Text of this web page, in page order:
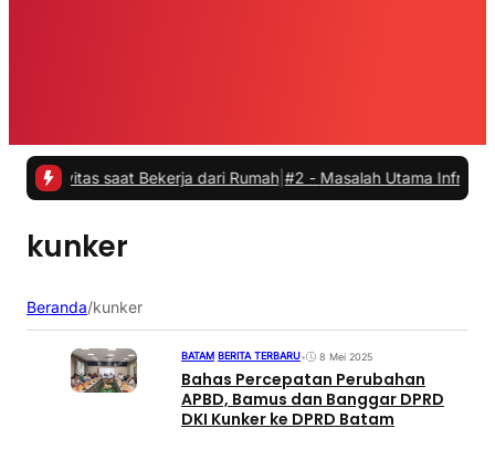
saat Bekerja dari Rumah |#2 -Masalah Utama Infrastruktur
kunker
Beranda/kunker
BATAM BERITA TERBARU• 8 Mei 2025
Bahas Percepatan Perubahan
APBD, Bamus dan Banggar DPRD
DKI Kunker ke DPRD Batam